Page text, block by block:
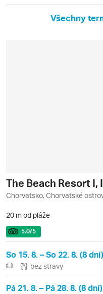
Všechny
The Beach Resort I,
Chorvatsko, Chorvatské
20 m od pláže
5.0/5
So 15. 8. – So 22. 8. (8 dní)
bez stravy
Pá 21. 8. – Pá 28. 8. (8 dní)